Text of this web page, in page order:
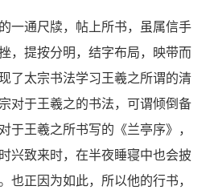
一通尺牍，帖上所书，虽属信手
，提按分明，结字布局，映带而
了太宗书法学习王羲之所谓的清
对于王羲之的书法，可谓倾倒备
于王羲之所书写的《兰亭序》，
兴致来时，在半夜睡寝中也会披
也正因为如此，所以他的行书，